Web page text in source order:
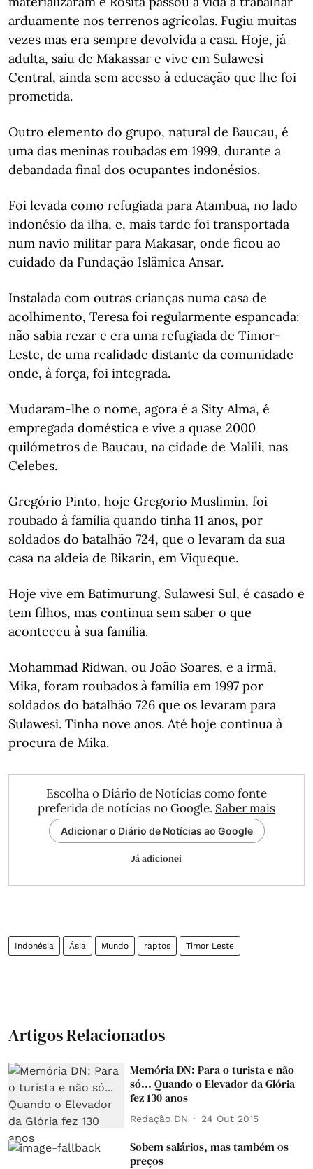
arduamente nos terrenos agrícolas. Fugiu muitas
vezes mas era sempre devolvida a casa. Hoje, já
adulta, saiu de Makassar e vive em Sulawesi
Central, ainda sem acesso à educação que lhe foi
prometida.
Outro elemento do grupo, natural de Baucau, é
uma das meninas roubadas em 1999, durante a
debandada final dos ocupantes indonésios.
Foi levada como refugiada para Atambua, no lado
indonésio da ilha, e, mais tarde foi transportada
num navio militar para Makasar, onde ficou ao
cuidado da Fundação Islâmica Ansar.
Instalada com outras crianças numa casa de
acolhimento, Teresa foi regularmente espancada:
não sabia rezar e era uma refugiada de Timor-
Leste, de uma realidade distante da comunidade
onde, à força, foi integrada.
Mudaram-lhe o nome, agora é a Sity Alma, é
empregada doméstica e vive a quase 2000
quilómetros de Baucau, na cidade de Malili, nas
Celebes.
Gregório Pinto, hoje Gregorio Muslimin, foi
roubado à família quando tinha 11 anos, por
soldados do batalhão 724, que o levaram da sua
casa na aldeia de Bikarin, em Viqueque.
Hoje vive em Batimurung, Sulawesi Sul, é casado e
tem filhos, mas continua sem saber o que
aconteceu à sua família.
Mohammad Ridwan, ou João Soares, e a irmã,
Mika, foram roubados à família em 1997 por
soldados do batalhão 726 que os levaram para
Sulawesi. Tinha nove anos. Até hoje continua à
procura de Mika.
Escolha o Diário de Notícias como fonte
preferida de notícias no Google. Saber mais
Adicionar o Diário de Notícias ao Google
Já adicionei
Indonésia Ásia Mundo raptos Timor Leste
Artigos Relacionados
Memória DN: Para o turista e não
só... Quando o Elevador da Glória
fez 130 anos
Redação DN 24 Out 2015
Sobem salários, mas também os
preços